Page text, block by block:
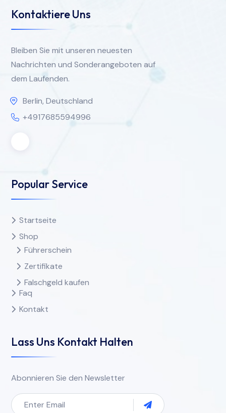
Kontaktiere Uns
Bleiben Sie mit unseren neuesten
Nachrichten und Sonderangeboten auf
dem Laufenden.
Berlin, Deutschland
+4917685594996
Popular Service
Startseite
Shop
Führerschein
Zertifikate
Falschgeld kaufen
Faq
Kontakt
Lass Uns Kontakt Halten
Abonnieren Sie den Newsletter